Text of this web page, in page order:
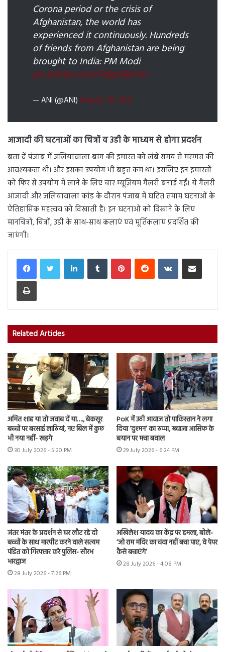
Corona period or the crisis of
Afghanistan, the world has
experienced it continuously. Hundreds
of friends from Afghanistan are being
brought to India: PM Modi
pic.twitter.com/7djqnBdE5n
— ANI (@ANI) August 28, 2021
आजादी की घटनाओं का चित्रों व 3डी के माध्यम से होगा प्रदर्शन
बता दें पंजाब में जलियांवाला बाग की इमारत को लंबे समय से मरम्मत की
आवश्यकता थी। और इसका उपयोग भी बहुत कम था। इसलिए इन इमारतों
को फिर से उपयोग में लाने के लिए चार म्यूज़ियम गैलरी बनाई गईं। ये गैलरी
आजादी और जलियावाला कांड के दौरान पंजाब में घटित तमाम घटनाओं के
ऐतिहासिक महत्वव को दिखाती है। इन घटनाओं को दिखाने के लिए
मानचित्रों, चित्रों, 3डी के साथ-साथ कलाएं एवं मूर्तिकलाएं प्रदर्शित की
जाएंगी।
LinkedInTumblr PinterestReddit VKontakteShare via Email
Print
Related Articles
अमित शाह या तो जवाब दें या…., बेकसूर
बच्चों पर बरसाई लाठियां, नए बिल में कुछ
भी नया नहीं- खड़गे
30 July 2026 - 5:20 PM
PoK में उठी आवाज तो पाकिस्तान ने लगा
दिया ‘दुश्मन’ का ठप्पा, ख्वाजा आसिफ के
बयान पर मचा बवाल
29 July 2026 - 6:24 PM
जंतर मंतर के प्रदर्शन से घर लौट रहे दो
बच्चों के साथ मारपीट करने वाले सत्यम
पंडित को गिरफ्तार करे पुलिस- सौरभ
भारद्वाज
28 July 2026 - 7:26 PM
अखिलेश यादव का केंद्र पर हमला, बोले-
‘जो राम मंदिर का चंदा नहीं बचा पाए, वे पेपर
कैसे बचाएंगे’
28 July 2026 - 4:08 PM